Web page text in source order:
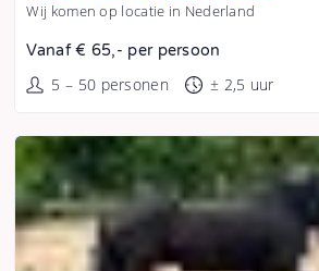
Wij komen op locatie in Nederland
Vanaf € 65,- per persoon
5 – 50 personen ± 2,5 uur